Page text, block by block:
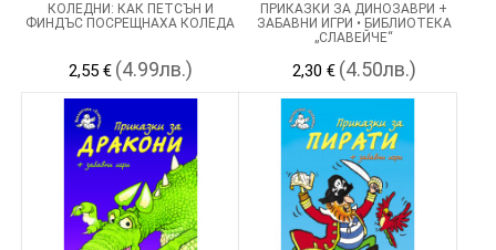
КОЛЕДНИ: КАК ПЕТСЪН И
ФИНДЪС ПОСРЕЩНАХА КОЛЕДА
2,55 € (4.99лв.)
ПРИКАЗКИ ЗА ДИНОЗАВРИ +
ЗАБАВНИ ИГРИ • БИБЛИОТЕКА
„СЛАВЕЙЧЕ“
2,30 € (4.50лв.)